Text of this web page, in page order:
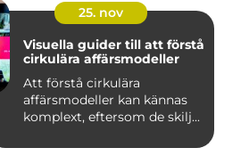
25. nov
Visuella guider till att förstå
cirkulära affärsmodeller
Att förstå cirkulära
affärsmodeller kan kännas
komplext, eftersom de skilj...